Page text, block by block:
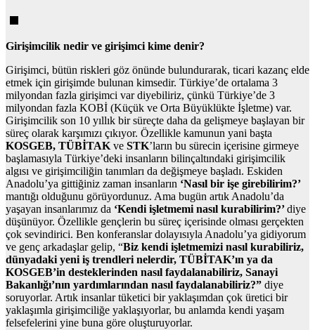
Girişimcilik nedir ve girişimci kime denir?
Girişimci, bütün riskleri göz önünde bulundurarak, ticari kazanç elde
etmek için girişimde bulunan kimsedir. Türkiye’de ortalama 3
milyondan fazla girişimci var diyebiliriz, çünkü Türkiye’de 3
milyondan fazla KOBİ (Küçük ve Orta Büyüklükte İşletme) var.
Girişimcilik son 10 yıllık bir süreçte daha da gelişmeye başlayan bir
süreç olarak karşımızı çıkıyor. Özellikle kamunun yani başta
KOSGEB, TÜBİTAK ve STK’ların bu sürecin içerisine girmeye
başlamasıyla Türkiye’deki insanların bilinçaltındaki girişimcilik
algısı ve girişimciliğin tanımları da değişmeye başladı. Eskiden
Anadolu’ya gittiğiniz zaman insanların ‘Nasıl bir işe girebilirim?’
mantığı olduğunu görüyordunuz. Ama bugün artık Anadolu’da
yaşayan insanlarımız da ‘Kendi işletmemi nasıl kurabilirim?’diye
düşünüyor. Özellikle gençlerin bu süreç içerisinde olması gerçekten
çok sevindirici. Ben konferanslar dolayısıyla Anadolu’ya gidiyorum
ve genç arkadaşlar gelip, “Biz kendi işletmemizi nasıl kurabiliriz,
dünyadaki yeni iş trendleri nelerdir, TÜBİTAK’ın ya da
KOSGEB’in desteklerinden nasıl faydalanabiliriz, Sanayi
Bakanlığı’nın yardımlarından nasıl faydalanabiliriz?” diye
soruyorlar. Artık insanlar tüketici bir yaklaşımdan çok üretici bir
yaklaşımla girişimciliğe yaklaşıyorlar, bu anlamda kendi yaşam
felsefelerini yine buna göre oluşturuyorlar.